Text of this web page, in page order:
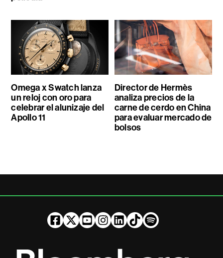
Omega x Swatch lanza
un reloj con oro para
celebrar el alunizaje del
Apollo 11
Director de Hermès
analiza precios de la
carne de cerdo en China
para evaluar mercado de
bolsos